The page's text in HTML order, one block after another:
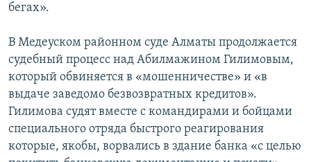
бегах».
В Медеуском районном суде Алматы продолжается
судебный процесс над Абилмажином Гилимовым,
который обвиняется в «мошенничестве» и «в
выдаче заведомо безвозвратных кредитов».
Гилимова судят вместе с командирами и бойцами
специального отряда быстрого реагирования
которые, якобы, ворвались в здание банка «с целью